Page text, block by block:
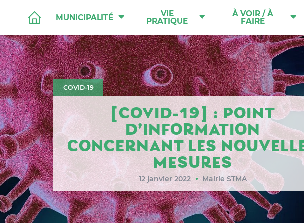
MUNICIPALITÉ VIE
PRATIQUE
À VOIR / À
FAIRE
COVID-19
[COVID-19] : POINT
D’INFORMATION
CONCERNANT LES
MESURES
12 janvier 2022 ● Mairie STMA